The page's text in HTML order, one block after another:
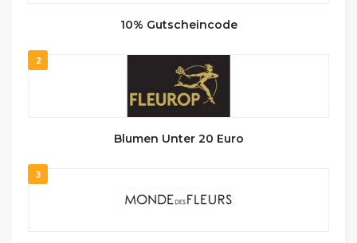
10% Gutscheincode
2
Blumen Unter 20 Euro
3